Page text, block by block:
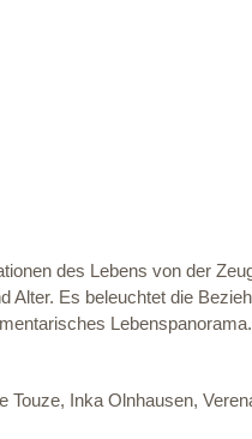
des Lebens von der
Alter. Es beleuchtet die
Inka Olnhausen,